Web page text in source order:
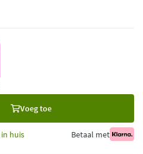
Voeg toe
in huis Betaal met